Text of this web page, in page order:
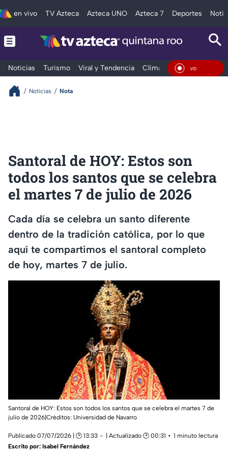
en vivo TV Azteca Azteca UNO Azteca 7 Deportes
Noticias Turismo Viral y Tendencia Clima Tráfico En
Noticias Nota
Santoral de HOY: Estos son
todos los santos que se celebra
el martes 7 de julio de 2026
Cada día se celebra un santo diferente
dentro de la tradición católica, por lo que
aquí te compartimos el santoral completo
de hoy, martes 7 de julio.
Santoral de HOY: Estos son todos los santos que se celebra el martes 7 de
julio de 2026|Créditos: Universidad de Navarro
Publicado 07/07/2026 | 🕑 13:33 | Actualizado 🕑 00:31
1 minuto lectura
Escrito por: Isabel Fernández